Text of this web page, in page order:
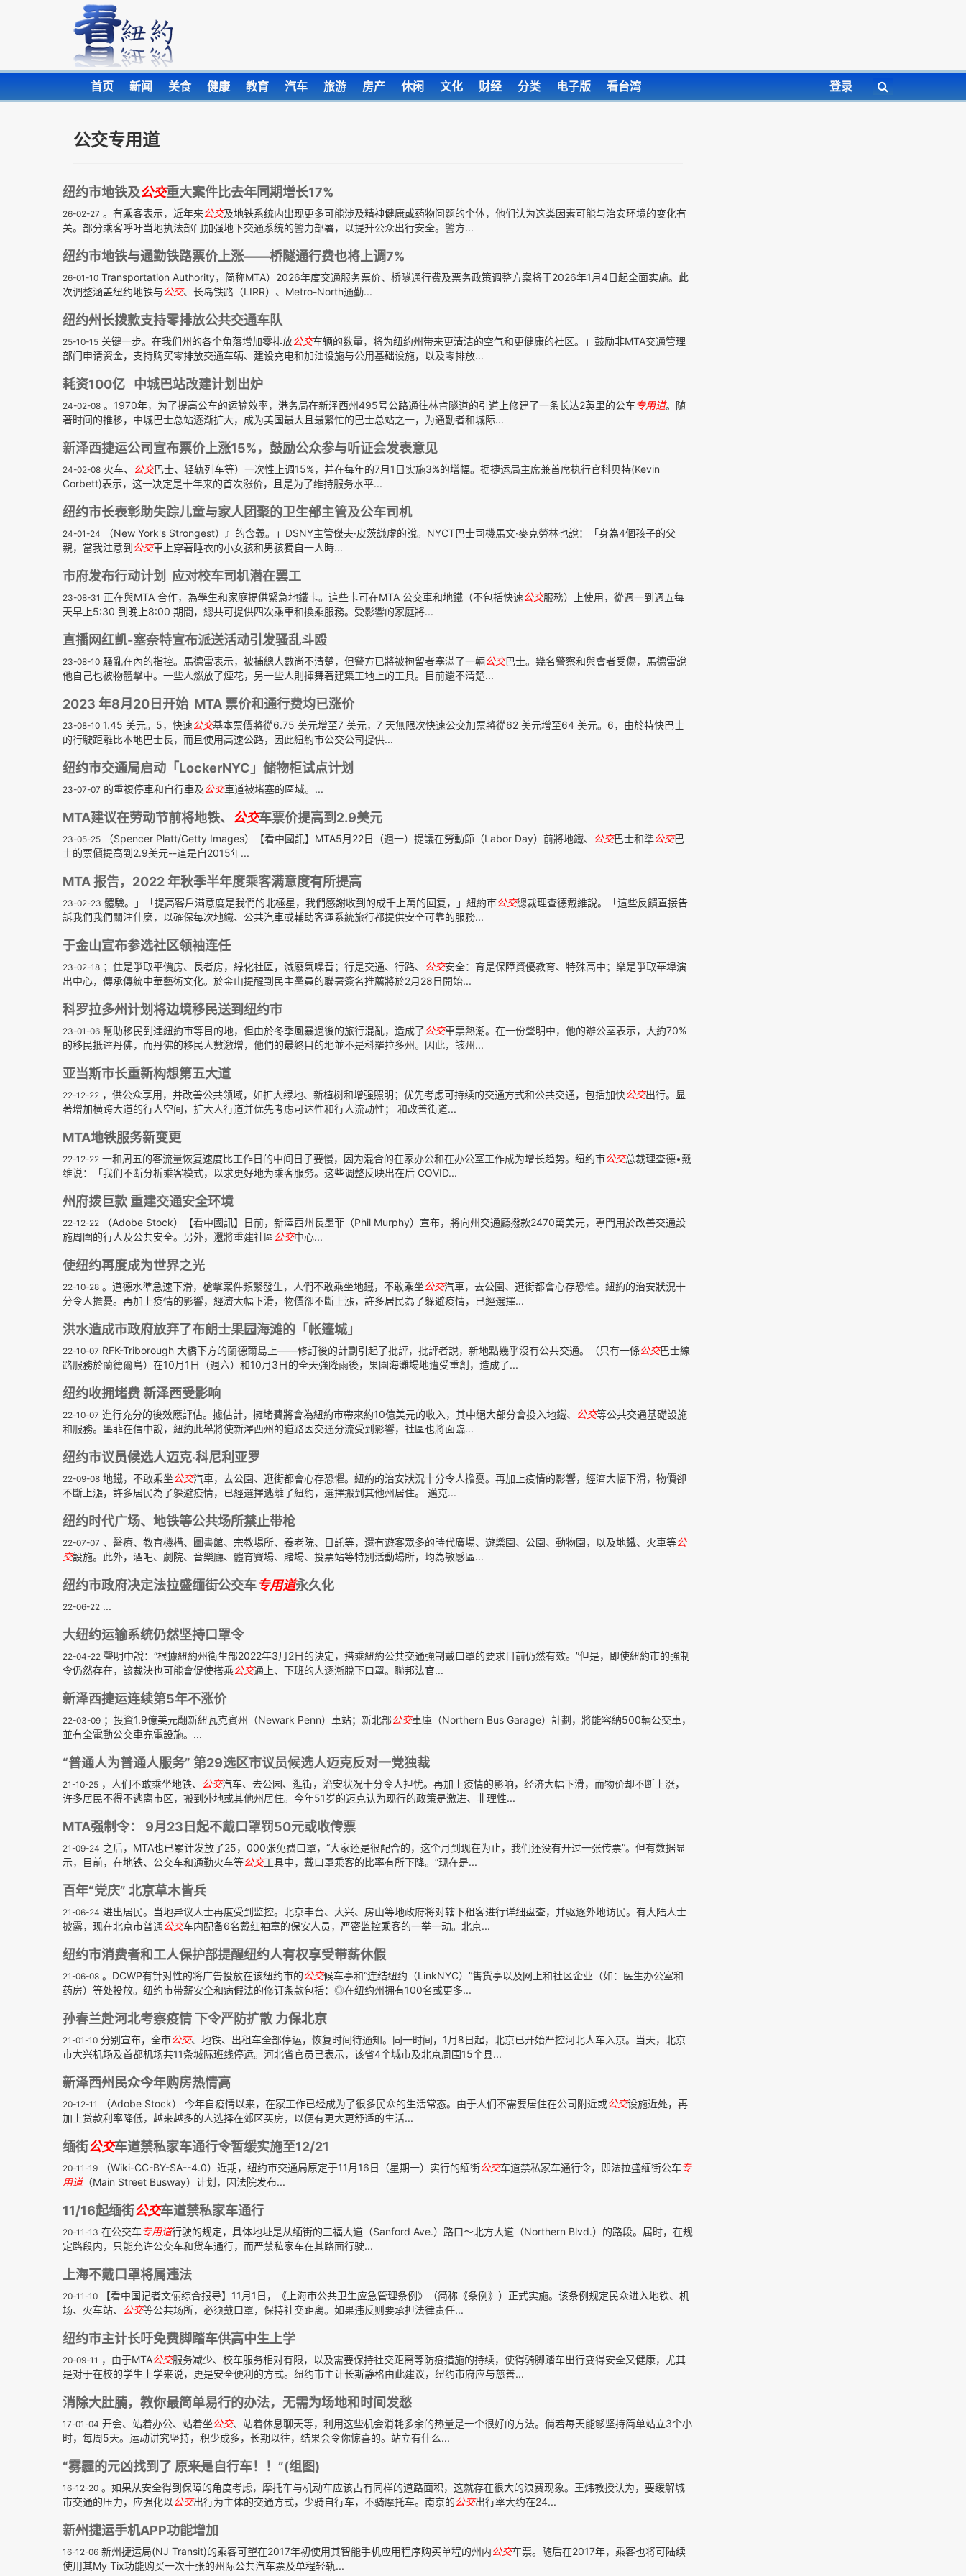
首页 新闻 美食 健康 教育 汽车 旅游 房产 休闲 文化 财经 分类 电子版 看台湾 登录
公交专用道
纽约市地铁及公交重大案件比去年同期增长17%
26-02-27 。有乘客表示，近年来公交及地铁系统内出现更多可能涉及精神健康或药物问题的个体，他们认为这类因素可能与治安环境的变化有
关。部分乘客呼吁当地执法部门加强地下交通系统的警力部署，以提升公众出行安全。警方...
纽约市地铁与通勤铁路票价上涨——桥隧通行费也将上调7%
26-01-10 Transportation Authority，简称MTA）2026年度交通服务票价、桥隧通行费及票务政策调整方案将于2026年1月4日起全面实施。此
次调整涵盖纽约地铁与公交、长岛铁路（LIRR）、Metro-North通勤...
纽约州长拨款支持零排放公共交通车队
25-10-15 关键一步。在我们州的各个角落增加零排放公交车辆的数量，将为纽约州带来更清洁的空气和更健康的社区。」鼓励非MTA交通管理
部门申请资金，支持购买零排放交通车辆、建设充电和加油设施与公用基础设施，以及零排放...
耗资100亿 中城巴站改建计划出炉
24-02-08 。1970年，为了提高公车的运输效率，港务局在新泽西州495号公路通往林肯隧道的引道上修建了一条长达2英里的公车专用道。随
著时间的推移，中城巴士总站逐渐扩大，成为美国最大且最繁忙的巴士总站之一，为通勤者和城际...
新泽西捷运公司宣布票价上涨15%，鼓励公众参与听证会发表意见
24-02-08 火车、 公交巴士、轻轨列车等）一次性上调15%，并在每年的7月1日实施3%的增幅。据捷运局主席兼首席执行官科贝特(Kevin
Corbett)表示，这一决定是十年来的首次涨价，且是为了维持服务水平...
纽约市长表彰助失踪儿童与家人团聚的卫生部主管及公车司机
24-01-24
（New York's Strongest）』的含義。」DSNY主管傑夫·皮茨謙虛的說。NYCT巴士司機馬文·麥克勞林也說：「身為4個孩子的父
親，當我注意到公交車上穿著睡衣的小女孩和男孩獨自一人時...
市府发布行动计划 应对校车司机潜在罢工
23-08-31 正在與MTA 合作，為學生和家庭提供緊急地鐵卡。這些卡可在MTA 公交車和地鐵（不包括快速公交服務）上使用，從週一到週五每
天早上5:30 到晚上8:00 期間，總共可提供四次乘車和換乘服務。受影響的家庭將...
直播网红凯-塞奈特宣布派送活动引发骚乱斗殴
23-08-10 騷亂在內的指控。馬德雷表示，被捕總人數尚不清楚，但警方已將被拘留者塞滿了一輛公交巴士。幾名警察和與會者受傷，馬德雷說
他自己也被物體擊中。一些人燃放了煙花，另一些人則揮舞著建築工地上的工具。目前還不清楚...
2023 年8月20日开始 MTA 票价和通行费均已涨价
23-08-10 1.45 美元。5，快速公交基本票價將從6.75 美元增至7 美元，7 天無限次快速公交加票將從62 美元增至64 美元。6，由於特快巴士
的行駛距離比本地巴士長，而且使用高速公路，因此紐約市公交公司提供...
纽约市交通局启动「LockerNYC」储物柜试点计划
23-07-07 的重複停車和自行車及公交車道被堵塞的區域。...
MTA建议在劳动节前将地铁、 公交车票价提高到2.9美元
23-05-25 （Spencer Platt/Getty Images）【看中國訊】MTA5月22日（週一）提議在勞動節（Labor Day）前將地鐵、 公交巴士和準公交巴
士的票價提高到2.9美元--這是自2015年...
MTA 报告，2022 年秋季半年度乘客满意度有所提高
23-02-23 體驗。」「提高客戶滿意度是我們的北極星，我們感謝收到的成千上萬的回复，」紐約市公交總裁理查德戴維說。「這些反饋直接告
訴我們我們關注什麼，以確保每次地鐵、公共汽車或輔助客運系統旅行都提供安全可靠的服務...
于金山宣布参选社区领袖连任
23-02-18 ；住是爭取平價房、長者房，綠化社區，減廢氣噪音；行是交通、行路、 公交安全：育是保障資優教育、特殊高中；樂是爭取華埠演
出中心，傳承傳統中華藝術文化。於金山提醒到民主黨員的聯署簽名推薦將於2月28日開始...
科罗拉多州计划将边境移民送到纽约市
23-01-06 幫助移民到達紐約市等目的地，但由於冬季風暴過後的旅行混亂，造成了公交車票熱潮。在一份聲明中，他的辦公室表示，大約70%
的移民抵達丹佛，而丹佛的移民人數激增，他們的最終目的地並不是科羅拉多州。因此，該州...
亚当斯市长重新构想第五大道
22-12-22 ，供公众享用，并改善公共领域，如扩大绿地、新植树和增强照明；优先考虑可持续的交通方式和公共交通，包括加快公交出行。显
著增加横跨大道的行人空间，扩大人行道并优先考虑可达性和行人流动性； 和改善街道...
MTA地铁服务新变更
22-12-22 一和周五的客流量恢复速度比工作日的中间日子要慢，因为混合的在家办公和在办公室工作成为增长趋势。纽约市公交总裁理查德•戴
维说：「我们不断分析乘客模式，以求更好地为乘客服务。这些调整反映出在后 COVID...
州府拨巨款 重建交通安全环境
22-12-22 （Adobe Stock）【看中國訊】日前，新澤西州長墨菲（Phil Murphy）宣布，將向州交通廳撥款2470萬美元，專門用於改善交通設
施周圍的行人及公共安全。另外，還將重建社區公交中心...
使纽约再度成为世界之光
22-10-28 。道德水準急速下滑，槍擊案件頻繁發生，人們不敢乘坐地鐵，不敢乘坐公交汽車，去公園、逛街都會心存恐懼。紐約的治安狀況十
分令人擔憂。再加上疫情的影響，經濟大幅下滑，物價卻不斷上漲，許多居民為了躲避疫情，已經選擇...
洪水造成市政府放弃了布朗士果园海滩的「帐篷城」
22-10-07 RFK-Triborough 大橋下方的蘭德爾島上——修訂後的計劃引起了批評，批評者說，新地點幾乎沒有公共交通。（只有一條公交巴士線
路服務於蘭德爾島）在10月1日（週六）和10月3日的全天強降雨後，果園海灘場地遭受重創，造成了...
纽约收拥堵费 新泽西受影响
22-10-07 進行充分的後效應評估。據估計，擁堵費將會為紐約市帶來約10億美元的收入，其中絕大部分會投入地鐵、 公交等公共交通基礎設施
和服務。墨菲在信中說，紐約此舉將使新澤西州的道路因交通分流受到影響，社區也將面臨...
纽约市议员候选人迈克‧科尼利亚罗
22-09-08 地鐵，不敢乘坐公交汽車，去公園、逛街都會心存恐懼。紐約的治安狀況十分令人擔憂。再加上疫情的影響，經濟大幅下滑，物價卻
不斷上漲，許多居民為了躲避疫情，已經選擇逃離了紐約，選擇搬到其他州居住。 邁克...
纽约时代广场、地铁等公共场所禁止带枪
22-07-07 、醫療、教育機構、圖書館、宗教場所、養老院、日託等，還有遊客眾多的時代廣場、遊樂園、公園、動物園，以及地鐵、火車等公
交設施。此外，酒吧、劇院、音樂廳、體育賽場、賭場、投票站等特別活動場所，均為敏感區...
纽约市政府决定法拉盛缅街公交车专用道永久化
22-06-22 ...
大纽约运输系统仍然坚持口罩令
22-04-22 聲明中說：“根據紐約州衛生部2022年3月2日的決定，搭乘紐約公共交通強制戴口罩的要求目前仍然有效。”但是，即使紐約市的強制
令仍然存在，該裁決也可能會促使搭乘公交通上、下班的人逐漸脫下口罩。聯邦法官...
新泽西捷运连续第5年不涨价
22-03-09 ；投資1.9億美元翻新紐瓦克賓州（Newark Penn）車站；新北部公交車庫（Northern Bus Garage）計劃，將能容納500輛公交車，
並有全電動公交車充電設施。...
“普通人为普通人服务” 第29选区市议员候选人迈克反对一党独裁
21-10-25 ，人们不敢乘坐地铁、 公交汽车、去公园、逛街，治安状况十分令人担忧。再加上疫情的影响，经济大幅下滑，而物价却不断上涨，
许多居民不得不逃离市区，搬到外地或其他州居住。今年51岁的迈克认为现行的政策是激进、非理性...
MTA强制令： 9月23日起不戴口罩罚50元或收传票
21-09-24 之后，MTA也已累计发放了25，000张免费口罩，“大家还是很配合的，这个月到现在为止，我们还没有开过一张传票”。但有数据显
示，目前，在地铁、公交车和通勤火车等公交工具中，戴口罩乘客的比率有所下降。“现在是...
百年“党庆” 北京草木皆兵
21-06-24 进出居民。当地异议人士再度受到监控。北京丰台、大兴、房山等地政府将对辖下租客进行详细盘查，并驱逐外地访民。有大陆人士
披露，现在北京市普通公交车内配备6名戴红袖章的保安人员，严密监控乘客的一举一动。北京...
纽约市消费者和工人保护部提醒纽约人有权享受带薪休假
21-06-08 。DCWP有针对性的将广告投放在该纽约市的公交候车亭和“连结纽约（LinkNYC）”售货亭以及网上和社区企业（如：医生办公室和
药房）等处投放。纽约市带薪安全和病假法的修订条款包括：◎在纽约州拥有100名或更多...
孙春兰赴河北考察疫情 下令严防扩散 力保北京
21-01-10 分别宣布，全市公交、地铁、出租车全部停运，恢复时间待通知。同一时间，1月8日起，北京已开始严控河北人车入京。当天，北京
市大兴机场及首都机场共11条城际班线停运。河北省官员已表示，该省4个城市及北京周围15个县...
新泽西州民众今年购房热情高
20-12-11 （Adobe Stock） 今年自疫情以来，在家工作已经成为了很多民众的生活常态。由于人们不需要居住在公司附近或公交设施近处，再
加上贷款利率降低，越来越多的人选择在郊区买房，以便有更大更舒适的生活...
缅街公交车道禁私家车通行令暂缓实施至12/21
20-11-19 （Wiki-CC-BY-SA--4.0）近期，纽约市交通局原定于11月16日（星期一）实行的缅街公交车道禁私家车通行令，即法拉盛缅街公车专
用道（Main Street Busway）计划，因法院发布...
11/16起缅街公交车道禁私家车通行
20-11-13 在公交车专用道行驶的规定，具体地址是从缅街的三福大道（Sanford Ave.）路口～北方大道（Northern Blvd.）的路段。届时，在规
定路段内，只能允许公交车和货车通行，而严禁私家车在其路面行驶...
上海不戴口罩将属违法
20-11-10 【看中国记者文俪综合报导】11月1日，《上海市公共卫生应急管理条例》（简称《条例》）正式实施。该条例规定民众进入地铁、机
场、火车站、
公交等公共场所，必须戴口罩，保持社交距离。如果违反则要承担法律责任...
纽约市主计长吁免费脚踏车供高中生上学
20-09-11 ，由于MTA公交服务减少、校车服务相对有限，以及需要保持社交距离等防疫措施的持续，使得骑脚踏车出行变得安全又健康，尤其
是对于在校的学生上学来说，更是安全便利的方式。纽约市主计长斯静格由此建议，纽约市府应与慈善...
消除大肚腩，教你最简单易行的办法，无需为场地和时间发愁
17-01-04 开会、站着办公、站着坐公交、站着休息聊天等，利用这些机会消耗多余的热量是一个很好的方法。倘若每天能够坚持简单站立3个小
时，每周5天。运动讲究坚持，积少成多，长期以往，结果会令你惊喜的。站立有什么...
“雾霾的元凶找到了 原来是自行车！！”(组图)
16-12-20 。如果从安全得到保障的角度考虑，摩托车与机动车应该占有同样的道路面积，这就存在很大的浪费现象。王炜教授认为，要缓解城
市交通的压力，应强化以 公交出行为主体的交通方式，少骑自行车，不骑摩托车。南京的公交出行率大约在24...
新州捷运手机APP功能增加
16-12-06 新州捷运局(NJ Transit)的乘客可望在2017年初使用其智能手机应用程序购买单程的州内公交车票。随后在2017年，乘客也将可陆续
使用其My Tix功能购买一次十张的州际公共汽车票及单程轻轨...